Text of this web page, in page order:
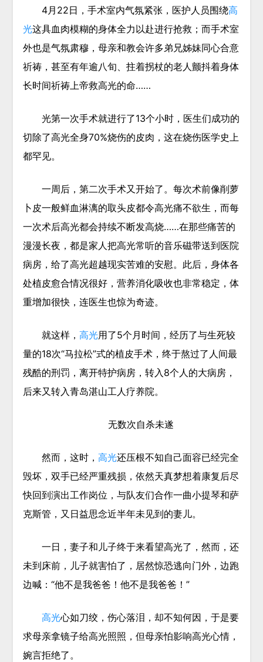
4月22日，手术室内气氛紧张，医护人员围绕高
光这具血肉模糊的身体全力以赴进行抢救；而手术室
外也是气氛肃穆，母亲和教会许多弟兄姊妹同心合意
祈祷，甚至有年逾八旬、拄着拐杖的老人颤抖着身体
长时间祈祷上帝救高光的命……
光第一次手术就进行了13个小时，医生们成功的
切除了高光全身70%烧伤的皮肉，这在烧伤医学史上
都罕见。
一周后，第二次手术又开始了。每次术前像削萝
卜皮一般鲜血淋漓的取头皮都令高光痛不欲生，而每
一次术后高光都会持续不断发高烧……在那些痛苦的
漫漫长夜，都是家人把高光常听的音乐磁带送到医院
病房，给了高光超越现实苦难的安慰。此后，身体各
处植皮愈合情况很好，营养消化吸收也非常稳定，体
重增加很快，连医生也惊为奇迹。
就这样， 高光用了5个月时间，经历了与生死较
量的18次“马拉松”式的植皮手术，终于熬过了人间最
残酷的刑罚，离开特护病房，转入8个人的大病房，
后来又转入青岛湛山工人疗养院。
无数次自杀未遂
然而，这时， 高光还压根不知自己面容已经完全
毁坏，双手已经严重残损，依然天真梦想着康复后尽
快回到演出工作岗位，与队友们合作一曲小提琴和萨
克斯管，又日益思念近半年未见到的妻儿。
一日，妻子和儿子终于来看望高光了，然而，还
未到床前，儿子就害怕了，居然惊恐逃向门外，边跑
边喊：“他不是我爸爸！他不是我爸爸！”
高光心如刀绞，伤心落泪，却不知何因，于是要
求母亲拿镜子给高光照照，但母亲怕影响高光心情，
婉言拒绝了。